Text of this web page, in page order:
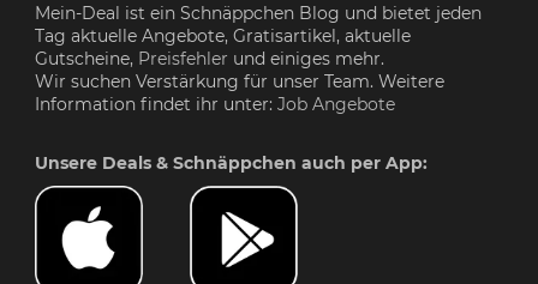
Mein-Deal ist ein Schnäppchen Blog und bietet jeden
Tag aktuelle Angebote, Gratisartikel, aktuelle
Gutscheine, Preisfehler und einiges mehr.
Wir suchen Verstärkung für unser Team. Weitere
Information findet ihr unter: Job Angebote
Unsere Deals & Schnäppchen auch per App: